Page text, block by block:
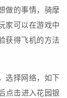
做的事情，骑摩
家可以在游戏中
获得飞机的方法
选择网络，如下
点击进入花园银